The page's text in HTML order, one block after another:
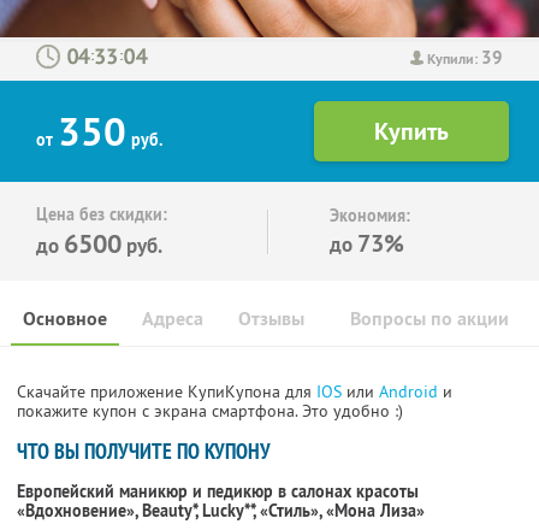
Купили: 39
: :
от 350 руб.
Цена без скидки:
до 6500 руб.
Экономия:
до 73%
Основное Отзывы Вопросы по акции
Адреса
Скачайте приложение КупиКупона для IOS или Android и
покажите купон с экрана смартфона. Это удобно :)
ЧТО ВЫ ПОЛУЧИТЕ ПО КУПОНУ
Европейский маникюр и педикюр в салонах красоты
«Вдохновение», Beauty*, Lucky**, «Стиль», «Мона Лиза»